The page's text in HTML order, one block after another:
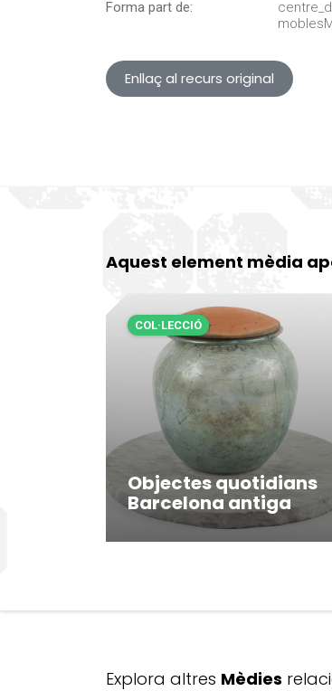
Forma part de:
Enllaç al recurs original
Aquest element mèdia
Objectes quotidians
Barcelona antiga
COL·LECCIÓ
Explora altres Mèdies